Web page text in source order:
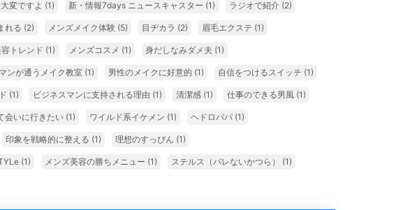
変ですよ (1) 新・情報7days ニュースキャスター (1) ラジオで紹介 (2)
れる (2) メンズメイク体験 (5) 目ヂカラ (2) 眉毛エクステ (1)
トレンド (1) メンズコスメ (1) 身だしなみダメ夫 (1)
ンが通うメイク教室 (1) 男性のメイクに好意的 (1) 自信をつけるスイッチ (1)
(1) ビジネスマンに支持される理由 (1) 清潔感 (1) 仕事のできる男風 (1)
会いに行きたい (1) ワイルド系イケメン (1) ヘドロパパ (1)
印象を戦略的に整える (1) 理想のすっぴん (1)
(1) メンズ美容の勝ちメニュー (1) ステルス（バレないかつら） (1)